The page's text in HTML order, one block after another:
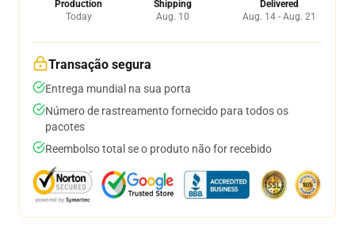
Production
Today
Shipping
Aug. 10
Delivered
Aug. 14 - Aug. 21
Transação segura
Entrega mundial na sua porta
Número de rastreamento fornecido para todos os
pacotes
Reembolso total se o produto não for recebido